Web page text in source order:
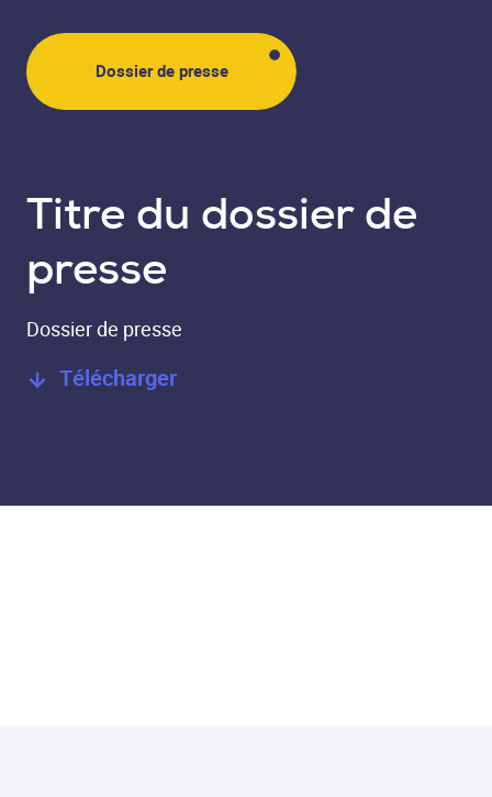
Dossier de presse
Titre du dossier de
presse
Dossier de presse
Télécharger